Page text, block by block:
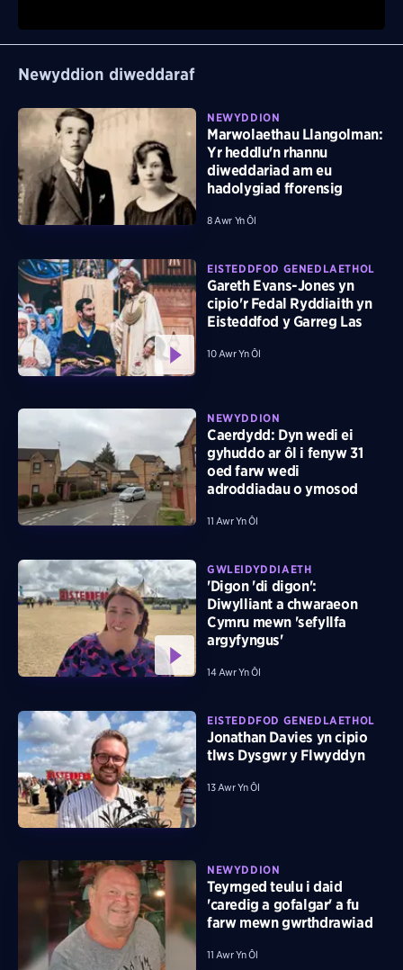
Newyddion diweddaraf
NEWYDDION
Marwolaethau Llangolman:
Yr heddlu'n rhannu
diweddariad am eu
hadolygiad fforensig
8 Awr Yn Ôl
EISTEDDFOD GENEDLAETHOL
Gareth Evans-Jones yn
cipio'r Fedal Ryddiaith yn
Eisteddfod y Garreg Las
10 Awr Yn Ôl
NEWYDDION
Caerdydd: Dyn wedi ei
gyhuddo ar ôl i fenyw 31
oed farw wedi
adroddiadau o ymosod
11 Awr Yn Ôl
GWLEIDYDDIAETH
'Digon 'di digon':
Diwylliant a chwaraeon
Cymru mewn 'sefyllfa
argyfyngus'
14 Awr Yn Ôl
EISTEDDFOD GENEDLAETHOL
Jonathan Davies yn cipio
tlws Dysgwr y Flwyddyn
13 Awr Yn Ôl
NEWYDDION
Teyrnged teulu i daid
'caredig a gofalgar' a fu
farw mewn gwrthdrawiad
11 Awr Yn Ôl